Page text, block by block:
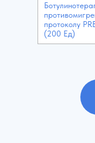
протоколу
(200 Ед)